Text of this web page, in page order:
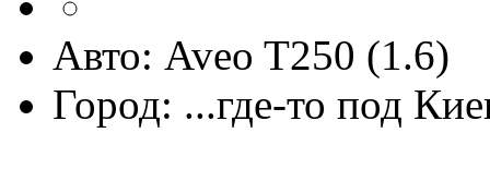
Авто: Aveo T250 (1.6)
Город: ...где-то под